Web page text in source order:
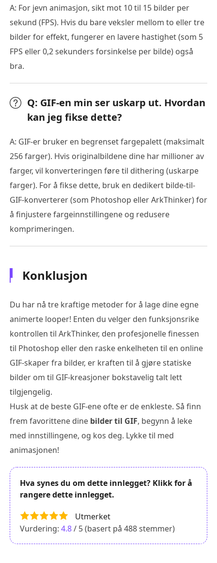
A: For jevn animasjon, sikt mot 10 til 15 bilder per
sekund (FPS). Hvis du bare veksler mellom to eller tre
bilder for effekt, fungerer en lavere hastighet (som 5
FPS eller 0,2 sekunders forsinkelse per bilde) også
bra.
Q: GIF-en min ser uskarp ut. Hvordan
kan jeg fikse dette?
A: GIF-er bruker en begrenset fargepalett (maksimalt
256 farger). Hvis originalbildene dine har millioner av
farger, vil konverteringen føre til dithering (uskarpe
farger). For å fikse dette, bruk en dedikert bilde-til-
GIF-konverterer (som Photoshop eller ArkThinker) for
å finjustere fargeinnstillingene og redusere
komprimeringen.
Konklusjon
Du har nå tre kraftige metoder for å lage dine egne
animerte looper! Enten du velger den funksjonsrike
kontrollen til ArkThinker, den profesjonelle finessen
til Photoshop eller den raske enkelheten til en online
GIF-skaper fra bilder, er kraften til å gjøre statiske
bilder om til GIF-kreasjoner bokstavelig talt lett
tilgjengelig.
Husk at de beste GIF-ene ofte er de enkleste. Så finn
frem favorittene dine bilder til GIF, begynn å leke
med innstillingene, og kos deg. Lykke til med
animasjonen!
Hva synes du om dette innlegget? Klikk for å
rangere dette innlegget.
Utmerket
Vurdering: 4.8/ 5 (basert på 488stemmer)